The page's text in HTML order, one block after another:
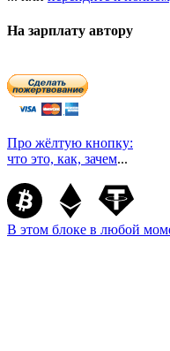
На зарплату автору
Про жёлтую кнопку:
что это, как, зачем...
В этом блоке в любой